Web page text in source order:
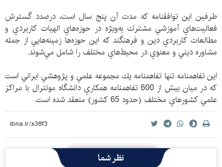
طرفين اين توافقنامه كه مدت آن پنج سال است، درصدد گسترش
فعاليت‌هاي آموزشي مشترك به‌ويژه در حوزه‌هاي الهيات كاربردي و
مطالعات كاربردي دين و فرهنگند كه اين حوزه‌ها زمينه‌هايي از جمله
مشاوره ديني و معنوي در محيط‌‌هاي مختلف را شامل مي‌‌شوند.
اين تفاهمنامه تنها تفاهمنامه يك مجموعه علمي و پژوهشي ايراني است
كه در ميان بيش از 600 تفاهمنامه همكاري دانشگاه مونترال با مراكز
علمي كشورهاي مختلف (حدود 65 كشور) منعقد شده است.
نظر شما